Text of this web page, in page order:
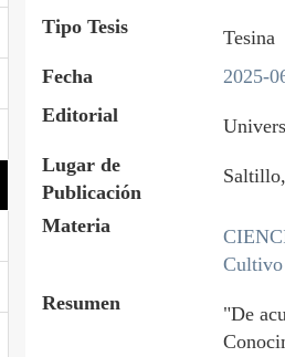
Tipo Tesis
Tesina
Fecha
2025-
Editorial
Lugar de
Publicación
Materia
Cultivo
Resumen
"De